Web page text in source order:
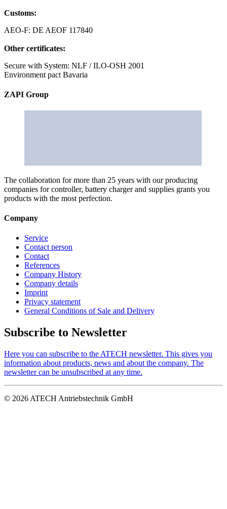
Customs:
AEO-F: DE AEOF 117840
Other certificates:
Secure with System: NLF / ILO-OSH 2001
Environment pact Bavaria
ZAPI Group
The collaboration for more than 25 years with our producing
companies for controller, battery charger and supplies grants you
products with the most perfection.
Company
Service
Contact person
Contact
References
Company History
Company details
Imprint
Privacy statement
General Conditions of Sale and Delivery
Subscribe to Newsletter
Here you can subscribe to the ATECH newsletter. This gives you
information about products, news and about the company. The
newsletter can be unsubscribed at any time.
© 2026 ATECH Antriebstechnik GmbH